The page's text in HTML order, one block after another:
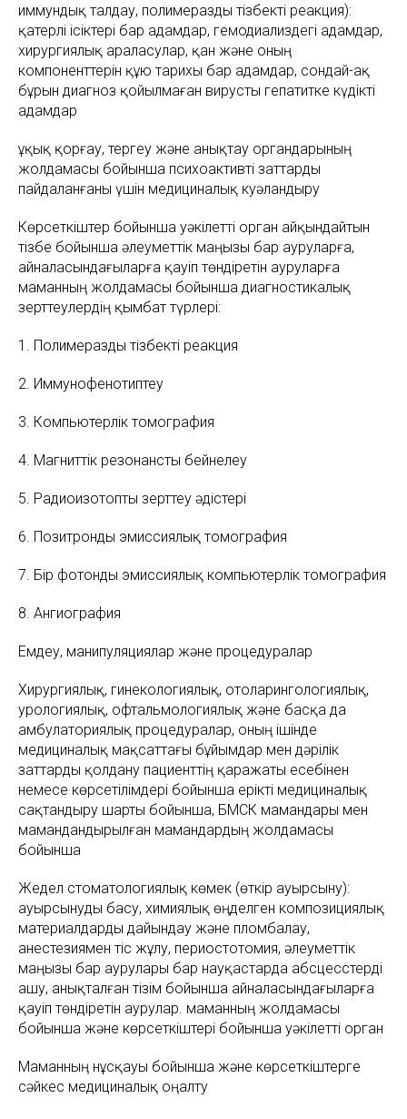
иммундық талдау, полимеразды тізбекті реакция):
қатерлі ісіктері бар адамдар, гемодиализдегі адамдар,
хирургиялық араласулар, қан және оның
компоненттерін құю тарихы бар адамдар, сондай-ақ
бұрын диагноз қойылмаған вирусты гепатитке күдікті
адамдар
Құқық қорғау, тергеу және анықтау органдарының
жолдамасы бойынша психоактивті заттарды
пайдаланғаны үшін медициналық куәландыру
Көрсеткіштер бойынша уәкілетті орган айқындайтын
тізбе бойынша әлеуметтік маңызы бар ауруларға,
айналасындағыларға қауіп төндіретін ауруларға
маманның жолдамасы бойынша диагностикалық
зерттеулердің қымбат түрлері:
1. Полимеразды тізбекті реакция
2. Иммунофенотиптеу
3. Компьютерлік томография
4. Магниттік резонансты бейнелеу
5. Радиоизотопты зерттеу әдістері
6. Позитронды эмиссиялық томография
7. Бір фотонды эмиссиялық компьютерлік томография
8. Ангиография
Емдеу, манипуляциялар және процедуралар
Хирургиялық, гинекологиялық, отоларингологиялық,
урологиялық, офтальмологиялық және басқа да
амбулаториялық процедуралар, оның ішінде
медициналық мақсаттағы бұйымдар мен дәрілік
заттарды қолдану пациенттің қаражаты есебінен
немесе көрсетілімдері бойынша ерікті медициналық
сақтандыру шарты бойынша, БМСК мамандары мен
мамандандырылған мамандардың жолдамасы
бойынша
Жедел стоматологиялық көмек (өткір ауырсыну):
ауырсынуды басу, химиялық өңделген композициялық
материалдарды дайындау және пломбалау,
анестезиямен тіс жұлу, периостотомия, әлеуметтік
маңызы бар аурулары бар науқастарда абсцесстерді
ашу, анықталған тізім бойынша айналасындағыларға
қауіп төндіретін аурулар. маманның жолдамасы
бойынша және көрсеткіштері бойынша уәкілетті орган
Маманның нұсқауы бойынша және көрсеткіштерге
сәйкес медициналық оңалту